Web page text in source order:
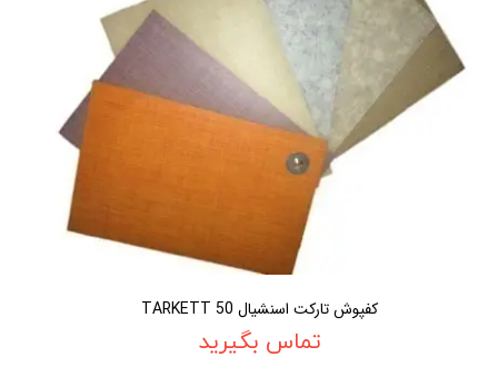
کفپوش تارکت اسنشیال 50 TARKETT
تماس بگیرید